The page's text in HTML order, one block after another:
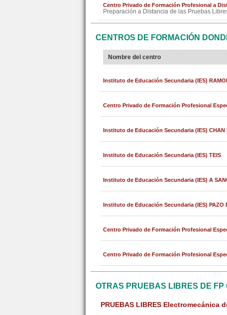
Centro Privado de Formación Profesional a
Preparación a Distancia de las Pruebas
CENTROS DE FORMACIÓN
Nombre del centro
Instituto de Educación Secundaria (IES)
Centro Privado de Formación Profesional
Instituto de Educación Secundaria (IES) CHAN
Instituto de Educación Secundaria (IES) TEIS
Instituto de Educación Secundaria (IES) A
Instituto de Educación Secundaria (IES) PAZO
Centro Privado de Formación Profesional
Centro Privado de Formación Profesional
OTRAS PRUEBAS LIBRES DE FP
PRUEBAS LIBRES Electromecánica